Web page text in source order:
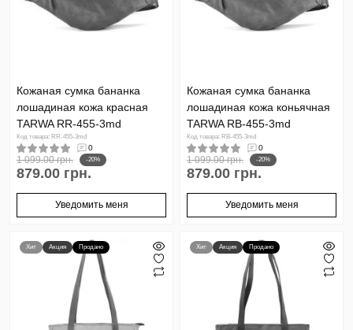
Кожаная сумка бананка
лошадиная кожа красная
TARWA RR-455-3md
Код товара: RR-455-3md
0
1 099.00 грн. -20%
879.00 грн.
Уведомить меня
Кожаная сумка бананка
лошадиная кожа коньячная
TARWA RB-455-3md
Код товара: RB-455-3md
0
1 099.00 грн. -20%
879.00 грн.
Уведомить меня
Хит Акция Продано Хит Акция Продано